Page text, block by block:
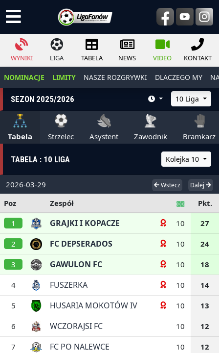
WYNIKI LIGA TABELA NEWS VIDEO KONTAKT
NOMINACJE LIMITY NASZE ROZGRYWKI DLACZEGO MY
SEZON 2025/2026 10 Liga
Tabela Strzelec Asystent Zawodnik Bramkarz
TABELA : 10 LIGA Kolejka 10
2026-03-29 Wstecz Dalej
Poz Zespół Pkt.
1 GRAJKI I KOPACZE 10 27
2 FC DEPSERADOS 10 24
3 GAWULON FC 10 18
4 FUSZERKA 10 14
5 HUSARIA MOKOTÓW IV 10 13
6 WCZORAJSI FC 10 12
7 FC PO NALEWCE 10 12